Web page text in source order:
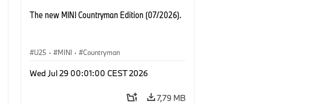
The new MINI Countryman Edition (07/2026).
U25 · MINI · Countryman
Wed Jul 29 00:01:00 CEST 2026
7,79 MB